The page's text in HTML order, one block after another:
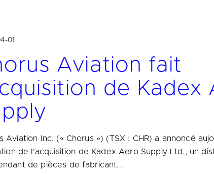
01
Aviation fait
de Kadex
Aviation Inc. (« Chorus ») (TSX : CHR) a annoncé
de l'acquisition de Kadex Aero Supply Ltd., un
de pièces de fabricant...